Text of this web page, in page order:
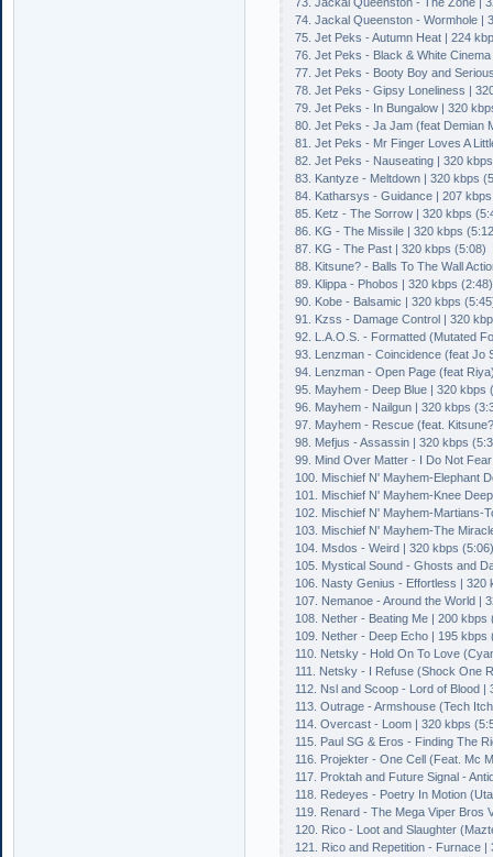
74. Jackal Queenston - Wormhole |
75. Jet Peks - Autumn Heat | 224
76. Jet Peks - Black & White
77. Jet Peks - Booty Boy and
78. Jet Peks - Gipsy Loneliness |
79. Jet Peks - In Bungalow | 320
80. Jet Peks - Ja Jam (feat Demian
81. Jet Peks - Mr Finger Loves A
82. Jet Peks - Nauseating | 320
83. Kantyze - Meltdown | 320 kbps
84. Katharsys - Guidance | 207
85. Ketz - The Sorrow | 320 kbps
86. KG - The Missile | 320 kbps
87. KG - The Past | 320 kbps (5:08)
88. Kitsune? - Balls To The Wall
89. Klippa - Phobos | 320 kbps (2:48)
90. Kobe - Balsamic | 320 kbps
91. Kzss - Damage Control | 320
92. L.A.O.S. - Formatted (Mutated
93. Lenzman - Coincidence (feat Jo
94. Lenzman - Open Page (feat
95. Mayhem - Deep Blue | 320 kbps
96. Mayhem - Nailgun | 320 kbps
97. Mayhem - Rescue (feat.
98. Mefjus - Assassin | 320 kbps
99. Mind Over Matter - I Do Not
100. Mischief N' Mayhem-Elephant
101. Mischief N' Mayhem-Knee
102. Mischief N' Mayhem-Martians-
103. Mischief N' Mayhem-The
104. Msdos - Weird | 320 kbps (5:06)
105. Mystical Sound - Ghosts and
106. Nasty Genius - Effortless | 320
107. Nemanoe - Around the World |
108. Nether - Beating Me | 200 kbps
109. Nether - Deep Echo | 195 kbps
110. Netsky - Hold On To Love
111. Netsky - I Refuse (Shock One
112. Nsl and Scoop - Lord of Blood |
113. Outrage - Armshouse (Tech
114. Overcast - Loom | 320 kbps
115. Paul SG & Eros - Finding The
116. Projekter - One Cell (Feat. Mc
117. Proktah and Future Signal -
118. Redeyes - Poetry In Motion
119. Renard - The Mega Viper Bros
120. Rico - Loot and Slaughter
121. Rico and Repetition - Furnace |